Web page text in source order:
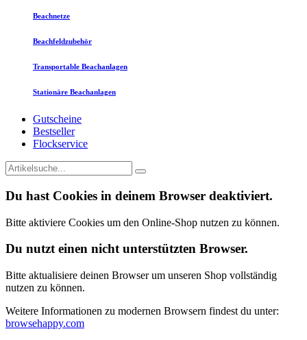
Beachnetze
Beachfeldzubehör
Transportable Beachanlagen
Stationäre Beachanlagen
Gutscheine
Bestseller
Flockservice
Du hast Cookies in deinem Browser deaktiviert.
Bitte aktiviere Cookies um den Online-Shop nutzen zu können.
Du nutzt einen nicht unterstützten Browser.
Bitte aktualisiere deinen Browser um unseren Shop vollständig
nutzen zu können.
Weitere Informationen zu modernen Browsern findest du unter:
browsehappy.com